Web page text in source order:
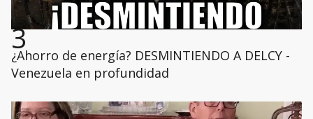
3
¿Ahorro de energía? DESMINTIENDO A DELCY -
Venezuela en profundidad